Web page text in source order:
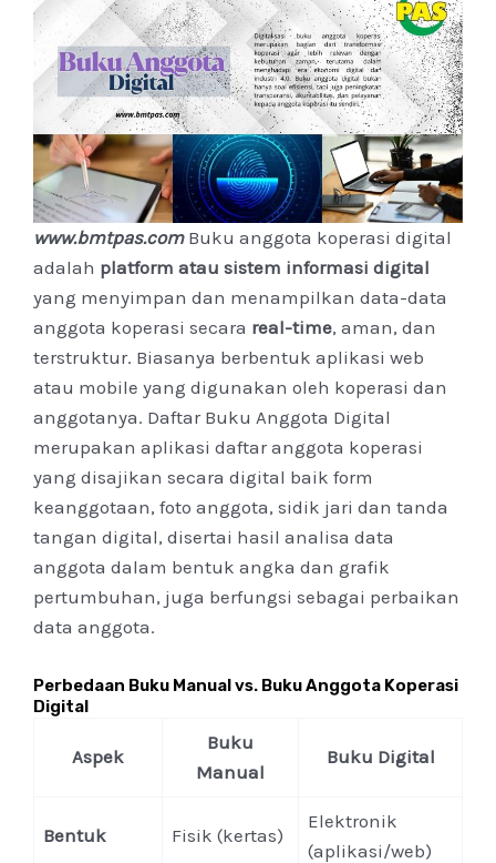
www.bmtpas.com Buku anggota koperasi digital
adalah platform atau sistem informasi digital
yang menyimpan dan menampilkan data-data
anggota koperasi secara real-time, aman, dan
terstruktur. Biasanya berbentuk aplikasi web
atau mobile yang digunakan oleh koperasi dan
anggotanya. Daftar Buku Anggota Digital
merupakan aplikasi daftar anggota koperasi
yang disajikan secara digital baik form
keanggotaan, foto anggota, sidik jari dan tanda
tangan digital, disertai hasil analisa data
anggota dalam bentuk angka dan grafik
pertumbuhan, juga berfungsi sebagai perbaikan
data anggota.
Perbedaan Buku Manual vs. Buku Anggota Koperasi
Digital
Aspek
Buku
Manual
Buku Digital
Bentuk Fisik (kertas)
Elektronik
(aplikasi/web)